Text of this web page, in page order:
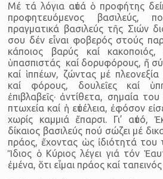
Μέ τά λόγια αὐτά ὁ προφήτης
προφητευόμενος βασιλεύς,
πραγματικά βασιλεύς τῆς Σιών
σου δέν εἶναι φοβερός στούς
κάποιος βαρύς καί
ὑπασπιστάς καί δορυφόρους, ἤ
καί ἱππέων, ζώντας μέ
καί φόρους, δουλεῖες καί
ἐπιβλαβεῖς· ἀντίθετα, σημαία
πτωχεία καί ἡ εὐτέλεια, ἐφόσον
χωρίς καμμιά ἔπαρσι. Γι’ αὐτό,
δίκαιος βασιλεύς πού σώζει μέ
πράος, ἔχοντας ὡς ἰδιότητά του
Ἴδιος ὁ Κύριος λέγει γιά τόν
ἐμένα, ὅτι εἶμαι πράος καί